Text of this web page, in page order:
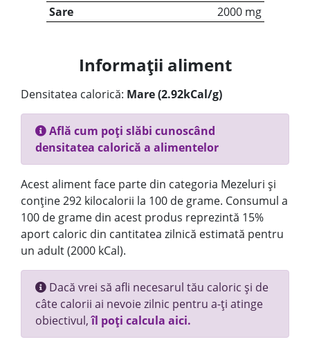
Sare
2000 mg
Informații aliment
Densitatea calorică: Mare (2.92kCal/g)
Află cum poți slăbi cunoscând
densitatea calorică a alimentelor
Acest aliment face parte din categoria Mezeluri și
conține 292 kilocalorii la 100 de grame. Consumul a
100 de grame din acest produs reprezintă 15%
aport caloric din cantitatea zilnică estimată pentru
un adult (2000 kCal).
Dacă vrei să afli necesarul tău caloric și de
câte calorii ai nevoie zilnic pentru a-ți atinge
obiectivul,îl poți calcula aici.